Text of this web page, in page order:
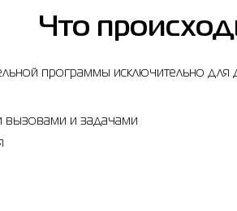
Что
программы исключительно
вызовами и задачами